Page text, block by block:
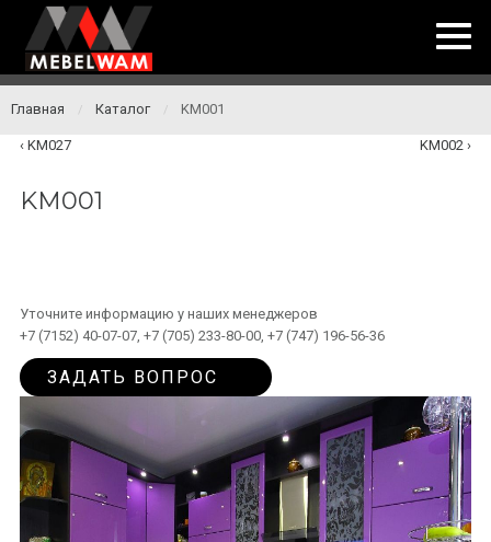
Главная / Каталог / KM001
KM027 KM002
KM001
Уточните информацию у наших менеджеров
+7 (7152) 40-07-07, +7 (705) 233-80-00, +7 (747) 196-56-36
ЗАДАТЬ ВОПРОС